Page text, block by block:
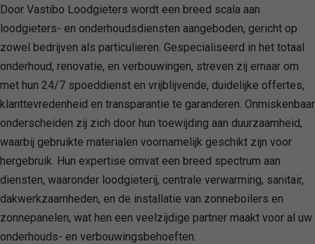
Door Vastibo Loodgieters wordt een breed scala aan
loodgieters- en onderhoudsdiensten aangeboden, gericht op
zowel bedrijven als particulieren. Gespecialiseerd in het totaal
onderhoud, renovatie, en verbouwingen, streven zij ernaar om
met hun 24/7 spoeddienst en vrijblijvende, duidelijke offertes,
klanttevredenheid en transparantie te garanderen. Onmiskenbaar
onderscheiden zij zich door hun toewijding aan duurzaamheid,
waarbij gebruikte materialen voornamelijk geschikt zijn voor
hergebruik. Hun expertise omvat een breed spectrum aan
diensten, waaronder loodgieterij, centrale verwarming, sanitair,
dakwerkzaamheden, en de installatie van zonneboilers en
zonnepanelen, wat hen een veelzijdige partner maakt voor al uw
onderhouds- en verbouwingsbehoeften.